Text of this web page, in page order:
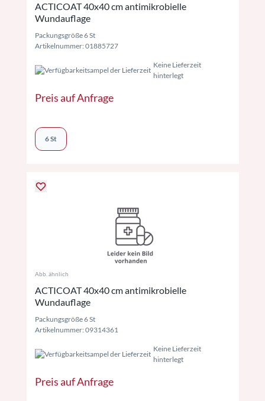
ACTICOAT 40x40 cm antimikrobielle
Wundauflage
Packungsgröße 6 St
Artikelnummer: 01885727
Keine Lieferzeit
hinterlegt
Preis auf Anfrage
6 St
Abb. ähnlich
ACTICOAT 40x40 cm antimikrobielle
Wundauflage
Packungsgröße 6 St
Artikelnummer: 09314361
Keine Lieferzeit
hinterlegt
Preis auf Anfrage